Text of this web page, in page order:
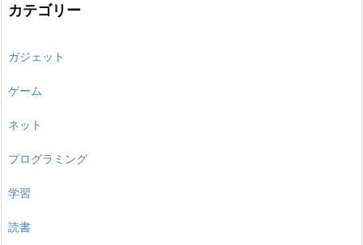
カテゴリー
ガジェット
ゲーム
ネット
プログラミング
学習
読書